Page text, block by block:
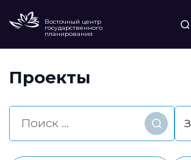
Восточный центр
государственного
планирования
Проекты
Найти